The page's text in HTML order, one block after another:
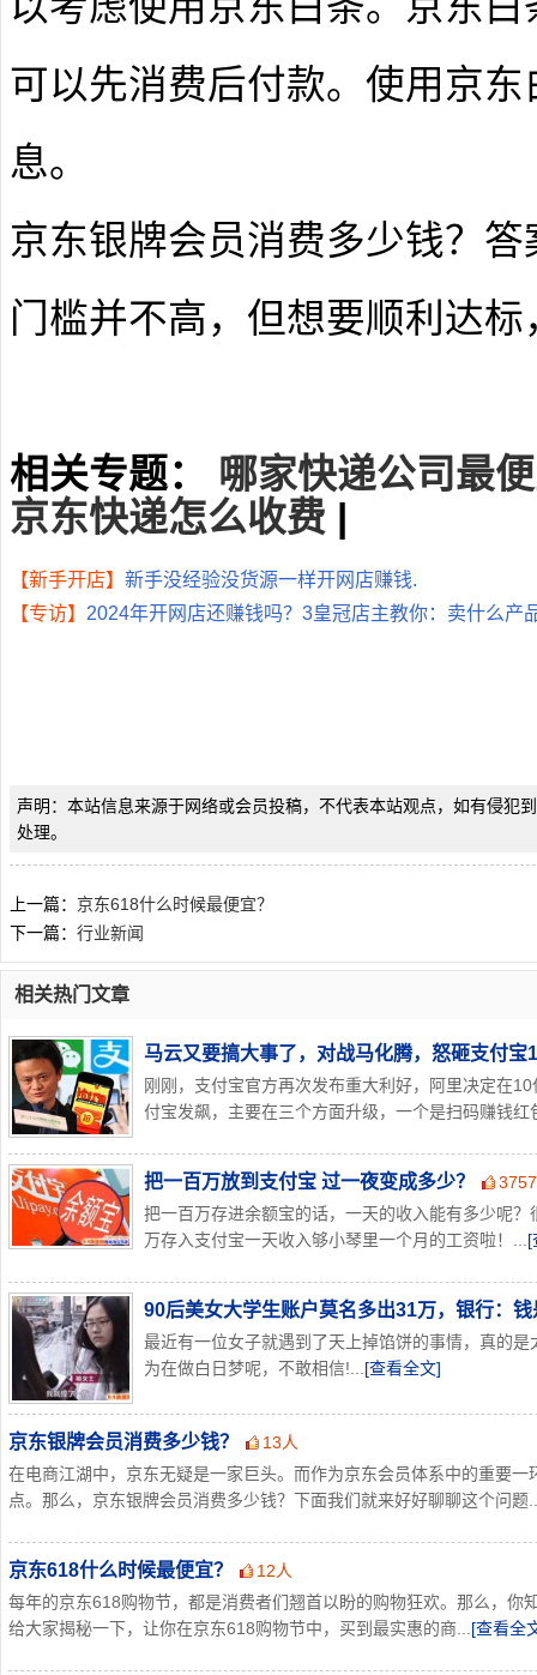
可以先消费后付款。使用京
息。
京东银牌会员消费多少钱？
门槛并不高，但想要顺利达
相关专题： 哪家快递公司最
京东快递怎么收费 |
【新手开店】 新手没经验没货源一样开网店赚钱.
【专访】 2024年开网店还赚钱吗？3皇冠店主教你：卖什么产
声明：本站信息来源于网络或会员投稿，不代表本站观点，如有侵犯
处理。
上一篇： 京东618什么时候最便宜？
下一篇： 行业新闻
相关热门文章
马云又要搞大事了，对战马化腾，怒砸支付
刚刚，支付宝官方再次发布重大利好，阿里决定在
付宝发飙，主要在三个方面升级，一个是扫码赚钱红
把一百万放到支付宝 过一夜变成多少？
把一百万存进余额宝的话，一天的收入能有多少呢
万存入支付宝一天收入够小琴里一个月的工资啦！... [
90后美女大学生账户莫名多出31万，银行：
最近有一位女子就遇到了天上掉馅饼的事情，真的
为在做白日梦呢，不敢相信!... [查看全文]
京东银牌会员消费多少钱？
13人
在电商江湖中，京东无疑是一家巨头。而作为京东会员体系中的重要
点。那么，京东银牌会员消费多少钱？下面我们就来好好聊聊这个问题
京东618什么时候最便宜？
12人
每年的京东618购物节，都是消费者们翘首以盼的购物狂欢。那么，你
给大家揭秘一下，让你在京东618购物节中，买到最实惠的商...[查看全